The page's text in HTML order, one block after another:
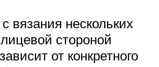
вязания нескольких
стороной
от конкретного